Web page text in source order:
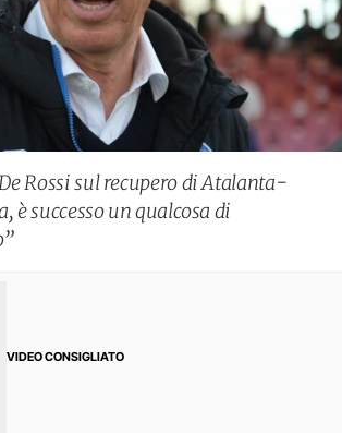
Rossi sul recupero di Atalanta-
è successo un qualcosa di
VIDEO CONSIGLIATO